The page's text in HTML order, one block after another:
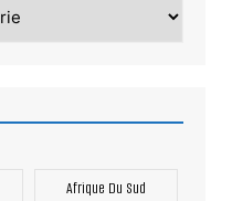
Afrique Du Sud